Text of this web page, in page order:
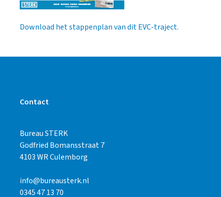
Download het stappenplan van dit EVC-traject.
Contact
Bureau STERK
Godfried Bomansstraat 7
4103 WR Culemborg
info@bureausterk.nl
0345 47 13 70